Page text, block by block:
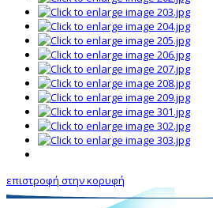
επιστροφή στην κορυφή